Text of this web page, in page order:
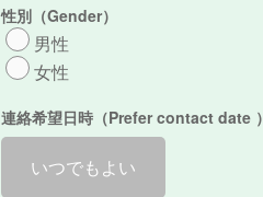
性別（Gender）
男性
女性
連絡希望日時（Prefer contact date ）
いつでもよい